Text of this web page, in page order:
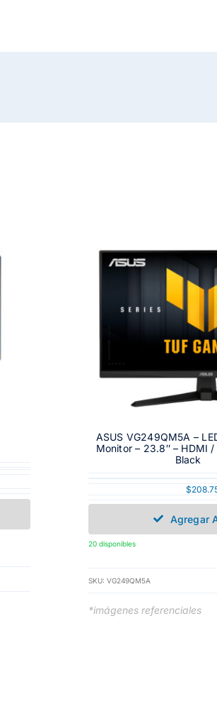
ASUS VG249QM5A –
Monitor – 23.8″ – HDMI
Black
$
Agregar
20 disponibles
SKU:VG249QM5A
*imágenes referenciales